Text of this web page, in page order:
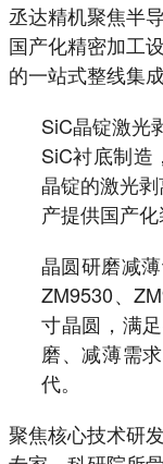
丞达精机聚焦半
国产化精密加工
的一站式整线集
SiC晶锭激光
SiC衬底制造
晶锭的激光
产提供国产化
晶圆研磨减
ZM9530、
寸晶圆，满
磨、减薄需
代。
聚焦核心技术研